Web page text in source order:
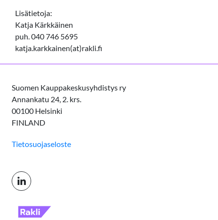
Lisätietoja:
Katja Kärkkäinen
puh. 040 746 5695
katja.karkkainen(at)rakli.fi
Suomen Kauppakeskusyhdistys ry
Annankatu 24, 2. krs.
00100 Helsinki
FINLAND
Tietosuojaseloste